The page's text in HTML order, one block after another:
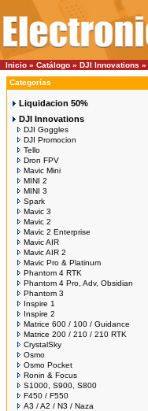
Inicio » Catálogo » DJI Innovations »
Categorías
Liquidacion 50%
DJI Innovations
DJI Goggles
DJI Promocion
Tello
Dron FPV
Mavic Mini
MINI 2
MINI 3
Spark
Mavic 3
Mavic 2
Mavic 2 Enterprise
Mavic AIR
Mavic AIR 2
Mavic Pro & Platinum
Phantom 4 RTK
Phantom 4 Pro, Adv, Obsidian
Phantom 3
Inspire 1
Inspire 2
Matrice 600 / 100 / Guidance
Matrice 200 / 210 / 210 RTK
CrystalSky
Osmo
Osmo Pocket
Ronin & Focus
S1000, S900, S800
F450 / F550
A3 / A2 / N3 / Naza